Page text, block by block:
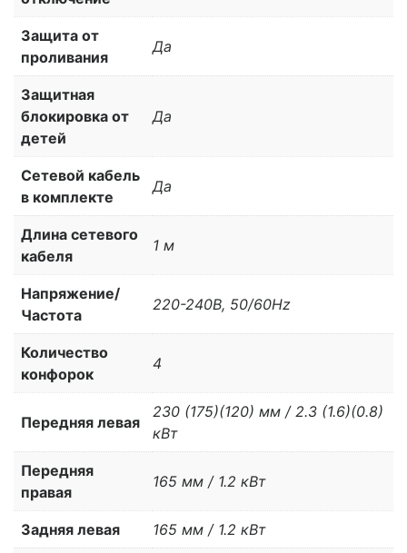
Защита от
проливания
Да
Защитная
блокировка от
детей
Да
Сетевой кабель
в комплекте
Да
Длина сетевого
кабеля
1 м
Напряжение/
Частота
220-240B, 50/60Hz
Количество
конфорок
4
Передняя левая
230 (175)(120) мм / 2.3 (1.6)(0.8)
кВт
Передняя
правая
165 мм / 1.2 кВт
Задняя левая 165 мм / 1.2 кВт